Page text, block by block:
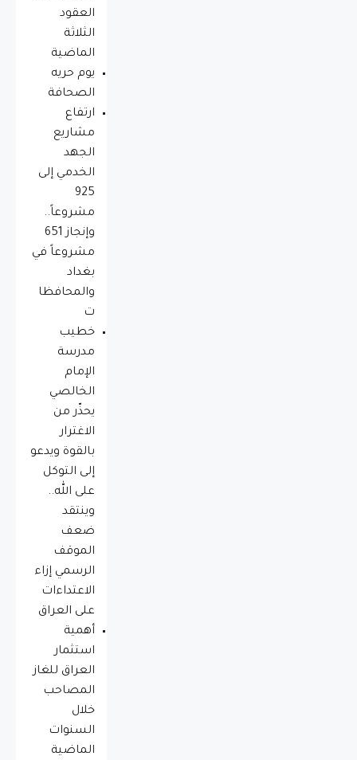
العقود
الثلاثة
الماضية
يوم حريه
الصحافة
ارتفاع
مشاريع
الجهد
الخدمي إلى
925
مشروعاً..
وإنجاز 651
مشروعاً في
بغداد
والمحافظا
ت
خطيب
مدرسة
الإمام
الخالصي
يحذّر من
الاغترار
بالقوة ويدعو
إلى التوكل
على الله..
وينتقد
ضعف
الموقف
الرسمي إزاء
الاعتداءات
على العراق
أهمية
استثمار
العراق للغاز
المصاحب
خلال
السنوات
الماضية